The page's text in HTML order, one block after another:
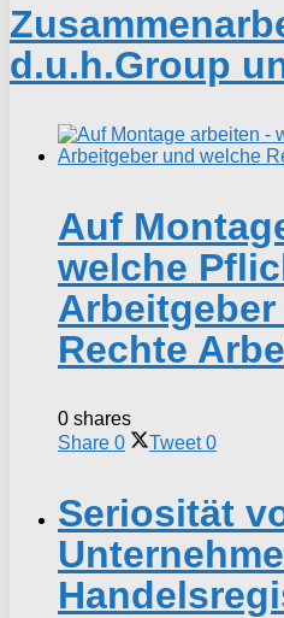
d.u.h.Group
Auf
welche
Rechte
0 shares
Share 0 Tweet 0
Seriosität